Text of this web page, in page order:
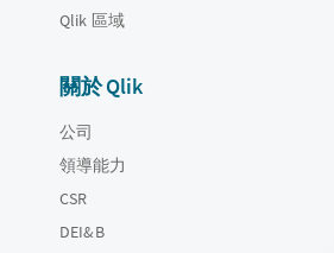
Qlik 區域
關於 Qlik
公司
領導能力
CSR
DEI&B